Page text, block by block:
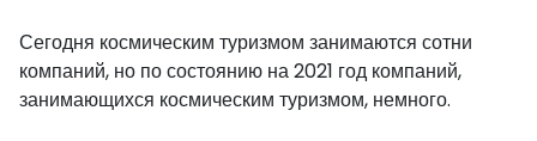
Сегодня космическим туризмом занимаются сотни
компаний, но по состоянию на 2021 год компаний,
занимающихся космическим туризмом, немного.